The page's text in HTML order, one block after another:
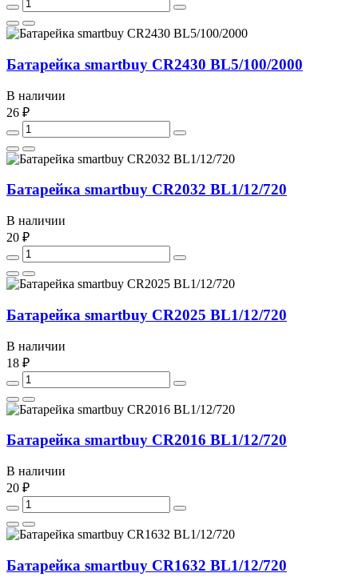
Батарейка smartbuy CR2430 BL5/100/2000
В наличии
26 ₽
Батарейка smartbuy CR2032 BL1/12/720
В наличии
20 ₽
Батарейка smartbuy CR2025 BL1/12/720
В наличии
18 ₽
Батарейка smartbuy CR2016 BL1/12/720
В наличии
20 ₽
Батарейка smartbuy CR1632 BL1/12/720